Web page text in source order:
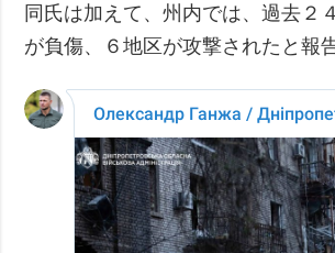
同氏は加えて、州内では、過去２
が負傷、６地区が攻撃されたと報